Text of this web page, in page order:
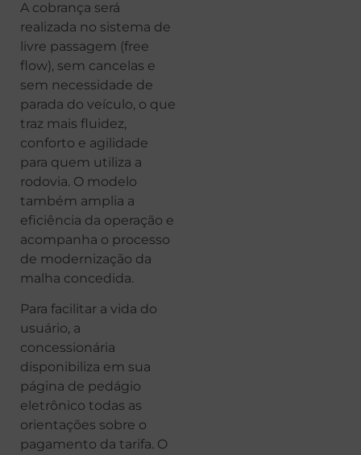
A cobrança será
realizada no sistema de
livre passagem (free
flow), sem cancelas e
sem necessidade de
parada do veículo, o que
traz mais fluidez,
conforto e agilidade
para quem utiliza a
rodovia. O modelo
também amplia a
eficiência da operação e
acompanha o processo
de modernização da
malha concedida.
Para facilitar a vida do
usuário, a
concessionária
disponibiliza em sua
página de pedágio
eletrônico todas as
orientações sobre o
pagamento da tarifa. O